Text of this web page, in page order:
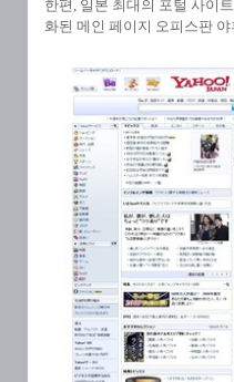
한편, 일본 최대의 포털 사이트
화된 메인 페이지 오피스판